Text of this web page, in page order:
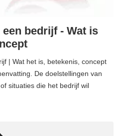
bedrijf - Wat is
| Wat het is, betekenis, concept
De doelstellingen van
situaties die het bedrijf wil